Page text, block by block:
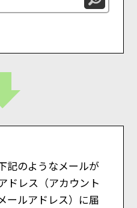
記のようなメールが
ドレス（アカウント
ールアドレス）に届